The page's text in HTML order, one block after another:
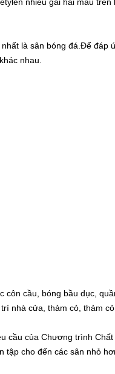
là sân bóng đá.Để đáp
nhau.
côn cầu, bóng bầu dục,
nhà cửa, thảm cỏ, thảm cỏ
cầu của Chương trình
cho đến các sân nhỏ